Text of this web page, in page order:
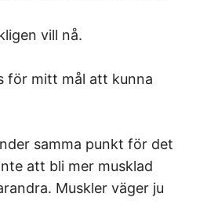
vill nå.
för mitt mål att kunna
samma punkt för det
att bli mer musklad
Muskler väger ju